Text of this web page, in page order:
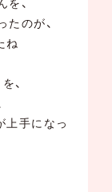
のが、
ね
、
上手になっ